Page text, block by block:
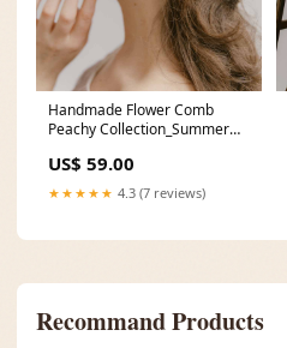
Handmade Flower Comb
Peachy Collection_Summer
US$ 59.00
★★★★★ 4.3 (7 reviews)
Recommand Products